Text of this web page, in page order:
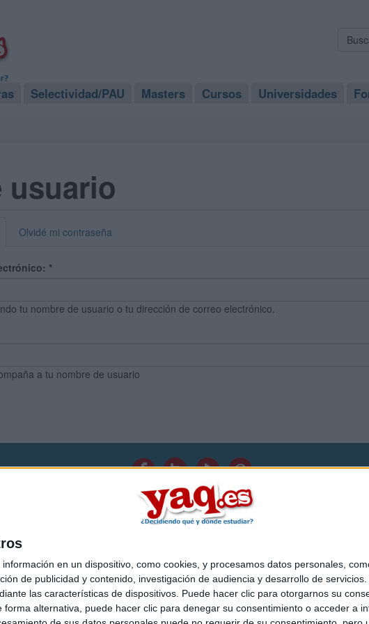
en un dispositivo, como cookies, y procesamos datos personales,
de publicidad y contenido, investigación de audiencia y desarrollo de servicios.
las características de dispositivos. Puede hacer clic para otorgarnos su
alternativa, puede hacer clic para denegar su consentimiento o acceder a
Selectividad/PAU Masters Cursos Universidades
usuario
Olvidé mi contraseña
*
tu nombre de usuario o tu dirección de correo electrónico.
a tu nombre de usuario
Quiénes somos| Contactar|Anúnciate
Politica de privacidad|Condiciones generales
- Diego de León 47 - 28006 Madrid [ESPAÑA] - Tel.